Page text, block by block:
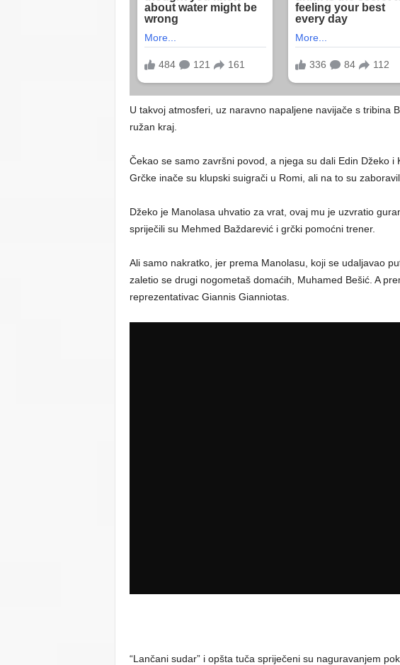
U takvoj atmosferi, uz naravno napaljene navijače s tribina
ružan kraj.
Čekao se samo završni povod, a njega su dali Edin Džeko i
Grčke inače su klupski suigrači u Romi, ali na to su
Džeko je Manolasa uhvatio za vrat, ovaj mu je uzvratio
spriječili su Mehmed Baždarević i grčki pomoćni trener.
Ali samo nakratko, jer prema Manolasu, koji se udaljavao
zaletio se drugi nogometaš domaćih, Muhamed Bešić. A
reprezentativac Giannis Gianniotas.
“Lančani sudar” i opšta tuča spriječeni su naguravanjem